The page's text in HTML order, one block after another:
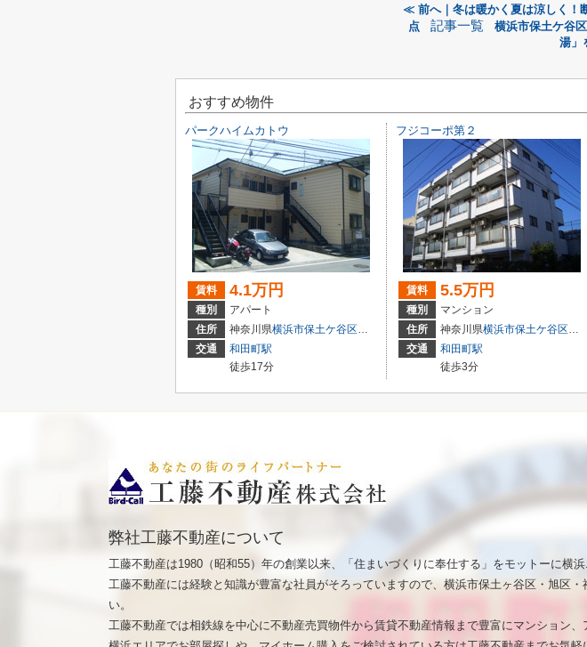
≪ 前へ｜冬は暖かく夏は涼しく！
点
記事一覧
横浜市保土ケ谷
湯」
おすすめ物件
パークハイムカトウ
賃料 4.1万円
種別
アパート
住所
神奈川県横浜市保土ケ谷区常盤台
交通
和田町駅
徒歩17分
フジコーポ第２
賃料 5.5万円
種別
マンション
住所
神奈川県横浜市保土ケ谷区和田
交通
和田町駅
徒歩3分
弊社工藤不動産について
工藤不動産は1980（昭和55）年の創業以来、「住まいづくりに奉仕する」をモットーに横
工藤不動産には経験と知識が豊富な社員がそろっていますので、横浜市保土ヶ谷区・旭区
い。
工藤不動産では相鉄線を中心に不動産売買物件から賃貸不動産情報まで豊富にマンション、